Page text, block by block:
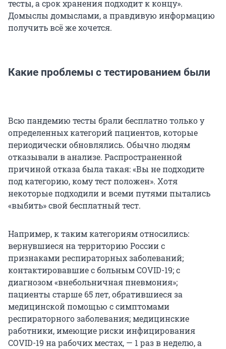
тесты, а срок хранения подходит к концу».
Домыслы домыслами, а правдивую информацию
получить всё же хочется.
Какие проблемы с тестированием были
Всю пандемию тесты брали бесплатно только у
определенных категорий пациентов, которые
периодически обновлялись. Обычно людям
отказывали в анализе. Распространенной
причиной отказа была такая: «Вы не подходите
под категорию, кому тест положен». Хотя
некоторые подходили и всеми путями пытались
«выбить» свой бесплатный тест.
Например, к таким категориям относились:
вернувшиеся на территорию России с
признаками респираторных заболеваний;
контактировавшие с больным COVID-19; с
диагнозом «внебольничная пневмония»;
пациенты старше 65 лет, обратившиеся за
медицинской помощью с симптомами
респираторного заболевания; медицинские
работники, имеющие риски инфицирования
COVID-19 на рабочих местах, — 1 раз в неделю, а